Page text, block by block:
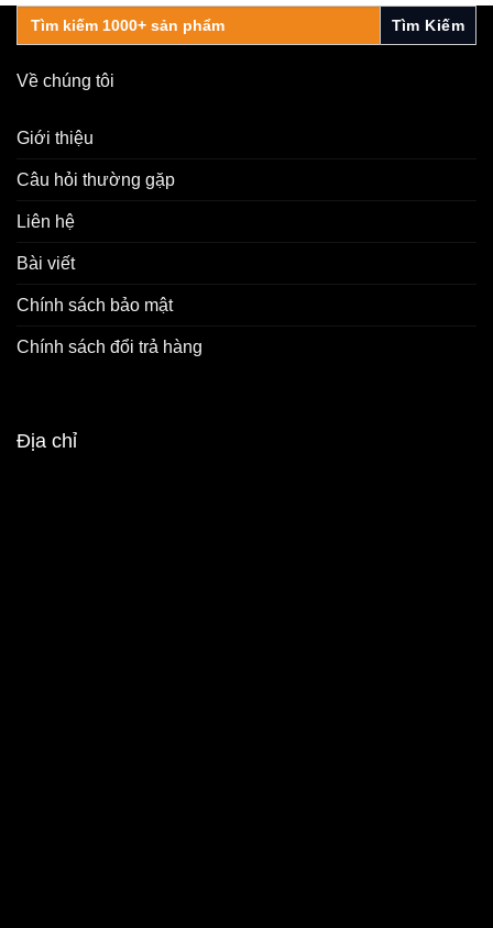
Search
for:
Về chúng tôi
Giới thiệu
Câu hỏi thường gặp
Liên hệ
Bài viết
Chính sách bảo mật
Chính sách đổi trả hàng
Địa chỉ